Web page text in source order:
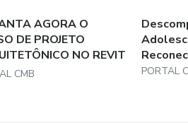
AGORA O
DE PROJETO
NO REVIT
CMB PORTAL